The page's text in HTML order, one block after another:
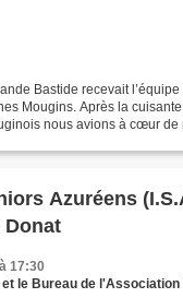
Bastide recevait
Mougins. Après la
nous avions à cœur de
Azuréens
Donat
17:30
le Bureau de